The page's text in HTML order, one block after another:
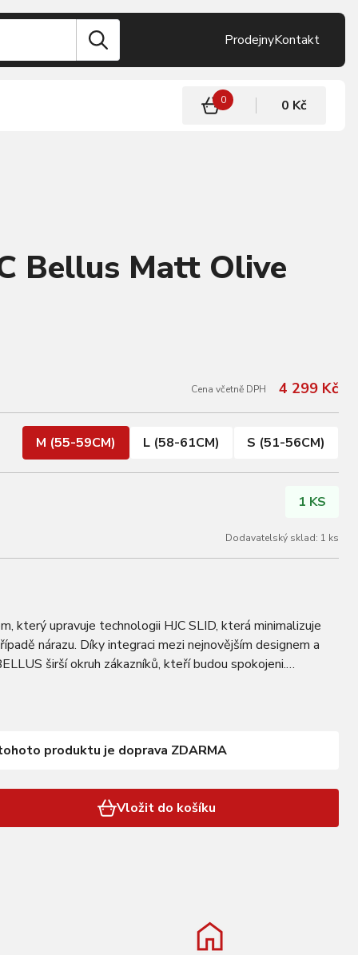
ProdejnyKontakt
0 0 Kč
Bellus Matt Olive
Cena včetně DPH 4 299 Kč
M (55-59CM) L (58-61CM) S (51-56CM)
1 KS
Dodavatelský sklad: 1 ks
který upravuje technologii HJC SLID, která minimalizuje
nárazu. Díky integraci mezi nejnovějším designem a
širší okruh zákazníků, kteří budou spokojeni.
produktu je doprava ZDARMA
Vložit do košíku